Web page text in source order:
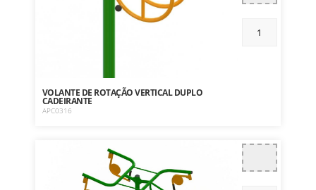
VOLANTE DE ROTAÇÃO VERTICAL DUPLO
CADEIRANTE
APC0316